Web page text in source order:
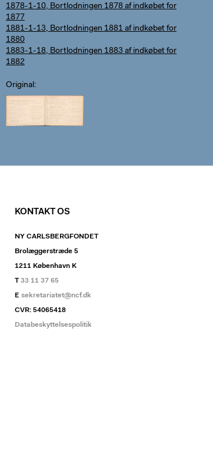
1878-1-10, Bortlodningen 1878 af indkøbet for
1877
1881-1-13, Bortlodningen 1881 af indkøbet for
1880
1883-1-18, Bortlodningen 1883 af indkøbet for
1882
Original
KONTAKT OS
NY CARLSBERGFONDET
Brolæggerstræde 5
1211 København K
T 33 11 37 65
E sekretariatet@ncf.dk
CVR: 54065418
Databeskyttelsespolitik